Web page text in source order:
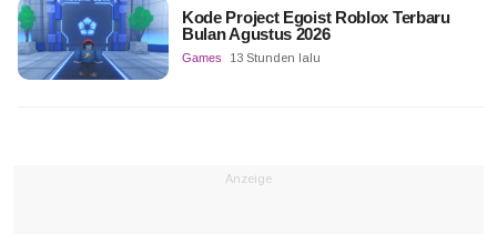
Kode Project Egoist Roblox Terbaru
Bulan Agustus 2026
Games 13 Stunden lalu
Anzeige